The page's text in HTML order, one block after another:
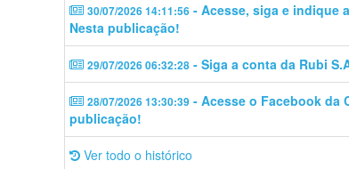
30/07/2026 14:11:56 - Acesse, siga e indique
Nesta publicação!
29/07/2026 06:32:28 - Siga a conta da Rubi
28/07/2026 13:30:39 - Acesse o Facebook da
publicação!
Ver todo o histórico